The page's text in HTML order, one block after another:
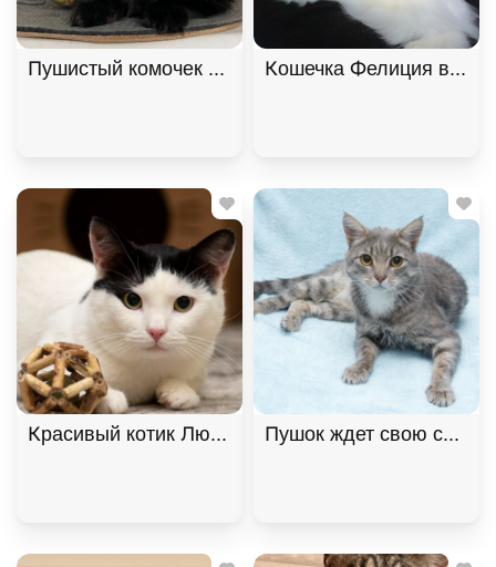
Пушистый комочек Уголёк ищет дом! В дар!,
Кошечка Фелиция в
Красивый котик Люк ищет
Пушок ждет свою